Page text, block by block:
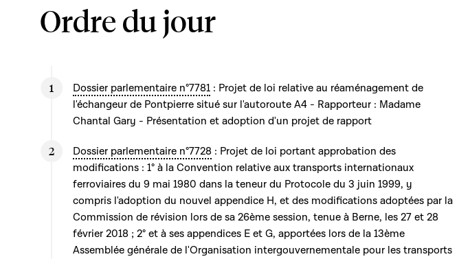
Ordre du jour
Dossier parlementaire n°7781 : Projet de loi relative au réaménagement de
l'échangeur de Pontpierre situé sur l'autoroute A4 - Rapporteur : Madame
Chantal Gary - Présentation et adoption d'un projet de rapport
Dossier parlementaire n°7728 : Projet de loi portant approbation des
modifications : 1° à la Convention relative aux transports internationaux
ferroviaires du 9 mai 1980 dans la teneur du Protocole du 3 juin 1999, y
compris l'adoption du nouvel appendice H, et des modifications adoptées par la
Commission de révision lors de sa 26ème session, tenue à Berne, les 27 et 28
février 2018 ; 2° et à ses appendices E et G, apportées lors de la 13ème
Assemblée générale de l'Organisation intergouvernementale pour les transports